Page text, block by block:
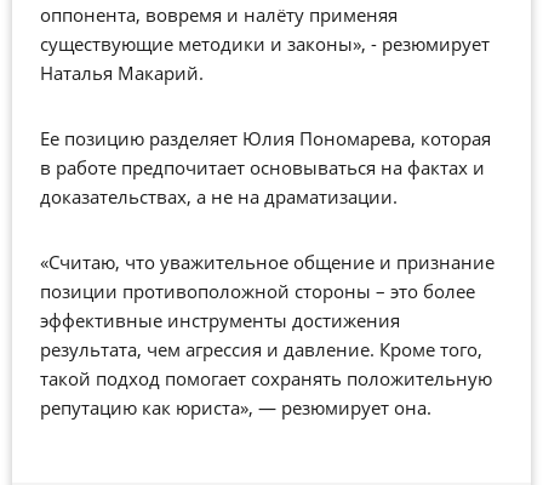
оппонента, вовремя и налёту применяя
существующие методики и законы», - резюмирует
Наталья Макарий.
Ее позицию разделяет Юлия Пономарева, которая
в работе предпочитает основываться на фактах и
доказательствах, а не на драматизации.
«Считаю, что уважительное общение и признание
позиции противоположной стороны – это более
эффективные инструменты достижения
результата, чем агрессия и давление. Кроме того,
такой подход помогает сохранять положительную
репутацию как юриста», — резюмирует она.